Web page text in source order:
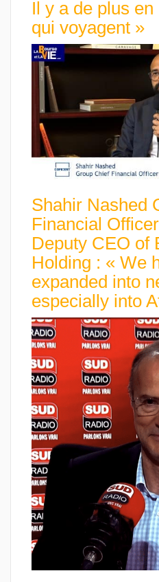
Il y a de plus
qui voyagent »
Shahir Nashed
Financial
Deputy CEO of
Holding : « We
expanded into
especially into